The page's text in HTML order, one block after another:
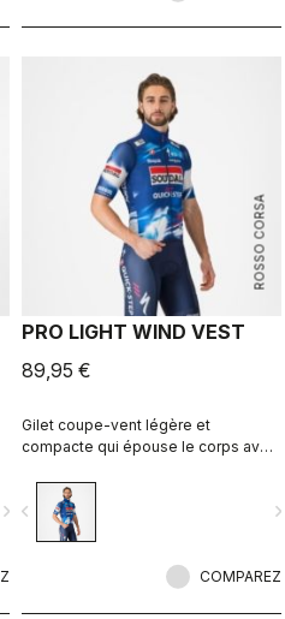
navigate_next
ROSSO CORSA
PRO LIGHT WIND VEST
89,95 €
Gilet coupe-vent légère et
compacte qui épouse le corps avec
col haut.
navigate_before
COMPAREZ